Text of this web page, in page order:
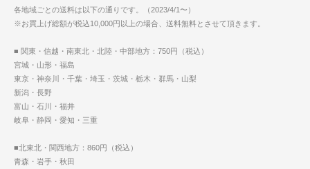
各地域ごとの送料は以下の通りです。（2023/4/1〜）
※お買上げ総額が税込10,000円以上の場合、送料無料とさせて頂きます。
■ 関東・信越・南東北・北陸・中部地方：750円（税込）
宮城・山形・福島
東京・神奈川・千葉・埼玉・茨城・栃木・群馬・山梨
新潟・長野
富山・石川・福井
岐阜・静岡・愛知・三重
■北東北・関西地方：860円（税込）
青森・岩手・秋田